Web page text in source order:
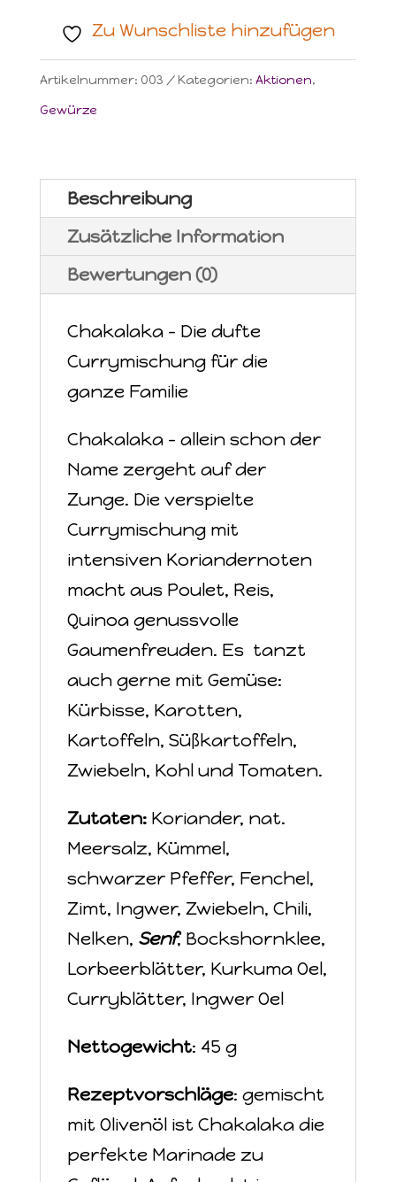
feine,
milde
Currymischung
Zu Wunschliste hinzufügen
Artikelnummer: 003 Kategorien: Aktionen,
Gewürze
Beschreibung
Zusätzliche Information
Bewertungen (0)
Chakalaka - Die dufte
Currymischung für die
ganze Familie
Chakalaka – allein schon der
Name zergeht auf der
Zunge. Die verspielte
Currymischung mit
intensiven Koriandernoten
macht aus Poulet, Reis,
Quinoa genussvolle
Gaumenfreuden. Es tanzt
auch gerne mit Gemüse:
Kürbisse, Karotten,
Kartoffeln, Süßkartoffeln,
Zwiebeln, Kohl und Tomaten.
Zutaten:Koriander, nat.
Meersalz, Kümmel,
schwarzer Pfeffer, Fenchel,
Zimt, Ingwer, Zwiebeln, Chili,
Nelken, Senf, Bockshornklee,
Lorbeerblätter, Kurkuma Oel,
Curryblätter, Ingwer Oel
Nettogewicht: 45 g
Rezeptvorschläge: gemischt
mit Olivenöl ist Chakalaka die
perfekte Marinade zu